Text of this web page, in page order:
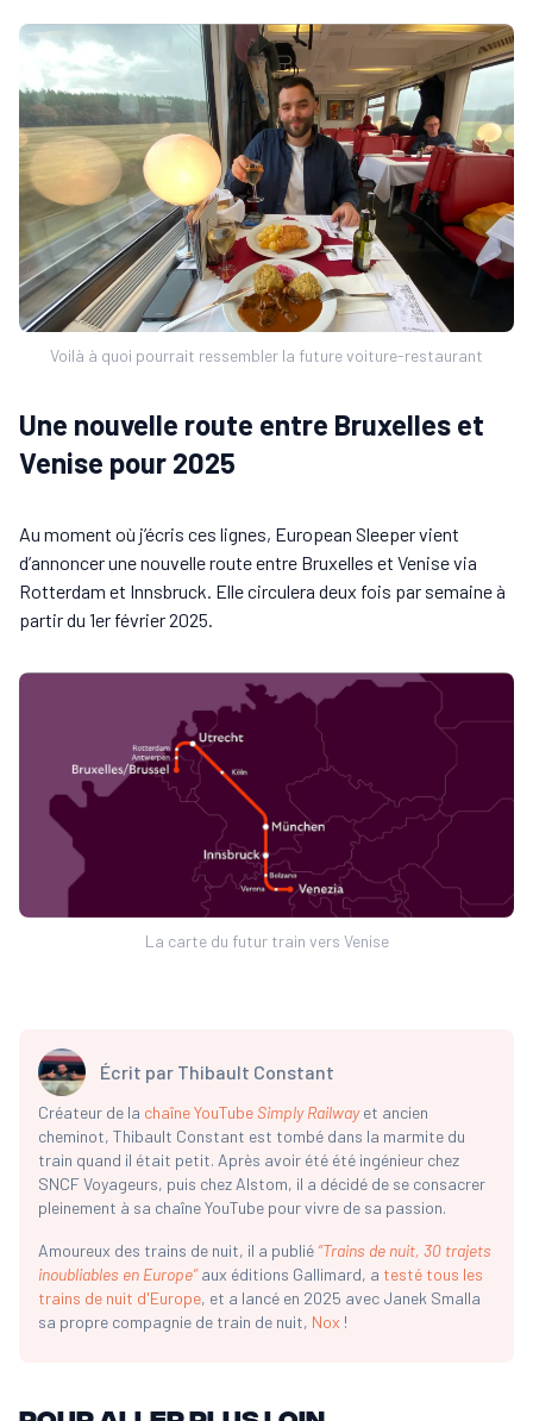
Voilà à quoi pourrait ressembler la future voiture-restaurant
Une nouvelle route entre Bruxelles et
Venise pour 2025
Au moment où j’écris ces lignes, European Sleeper vient
d’annoncer une nouvelle route entre Bruxelles et Venise via
Rotterdam et Innsbruck. Elle circulera deux fois par semaine à
partir du 1er février 2025.
La carte du futur train vers Venise
Écrit par Thibault Constant
Créateur de la chaîne YouTubeSimply Railwayet ancien
cheminot, Thibault Constant est tombé dans la marmite du
train quand il était petit. Après avoir été été ingénieur chez
SNCF Voyageurs, puis chez Alstom, il a décidé de se consacrer
pleinement à sa chaîne YouTube pour vivre de sa passion.
Amoureux des trains de nuit, il a publié“Trains de nuit, 30 trajets
inoubliables en Europe”aux éditions Gallimard, a testé tous les
trains de nuit d'Europe, et a lancé en 2025 avec Janek Smalla
sa propre compagnie de train de nuit, Nox !